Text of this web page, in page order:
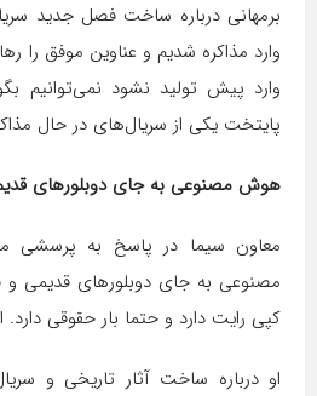
برمهانی درباره ساخت فصل جدید
وارد مذاکره شدیم و عناوین موفق را
وارد پیش تولید نشود نمی‌توانیم
پایتخت یکی از سریال‌های در حال
هوش مصنوعی به جای دوبلورهای
معاون سیما در پاسخ به پرسشی
مصنوعی به جای دوبلورهای قدیمی و
کپی رایت دارد و حتما بار حقوقی
او درباره ساخت آثار تاریخی و